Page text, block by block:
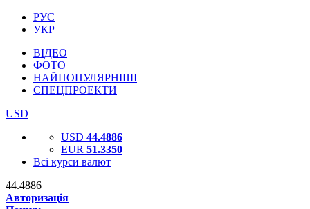
РУС
УКР
ВІДЕО
ФОТО
НАЙПОПУЛЯРНІШІ
СПЕЦПРОЕКТИ
USD
USD 44.4886
EUR 51.3350
Всі курси валют
44.4886
Авторизація